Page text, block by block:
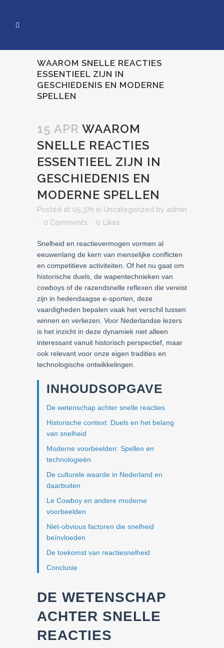
WAAROM SNELLE REACTIES
ESSENTIEEL ZIJN IN
GESCHIEDENIS EN MODERNE
SPELLEN
15 APR WAAROM
SNELLE REACTIES
ESSENTIEEL ZIJN IN
GESCHIEDENIS EN
MODERNE SPELLEN
Posted at 05:37h in Uncategorized by admin
0 Comments
0 Likes
Snelheid en reactievermogen vormen al
eeuwenlang de kern van menselijke conflicten
en competitieve activiteiten. Of het nu gaat om
historische duels, de wapentechnieken van
cowboys of de razendsnelle reflexen die vereist
zijn in hedendaagse e-sporten, deze
vaardigheden bepalen vaak het verschil tussen
winnen en verliezen. Voor Nederlandse lezers
is het inzicht in deze dynamiek niet alleen
interessant vanuit historisch perspectief, maar
ook relevant voor onze eigen tradities en
technologische ontwikkelingen.
INHOUDSOPGAVE
De wetenschap achter snelle reacties
Historische context: Duels en het belang
van snelheid
Moderne voorbeelden: Spellen en
technologieën
De culturele waarde in Nederland en
daarbuiten
Le Cowboy en andere moderne
voorbeelden
Niet-obvious factoren die snelheid
beïnvloeden
De toekomst van reactiesnelheid
Conclusie
DE WETENSCHAP
ACHTER SNELLE
REACTIES